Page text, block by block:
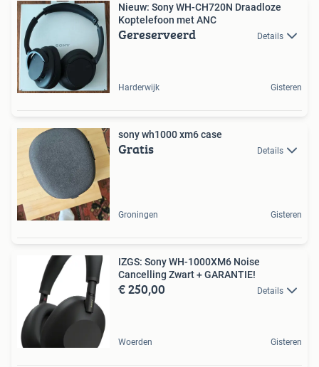
Nieuw: Sony WH-CH720N Draadloze
Koptelefoon met ANC
Gereserveerd Details
Harderwijk Gisteren
sony wh1000 xm6 case
Gratis Details
Groningen Gisteren
IZGS: Sony WH-1000XM6 Noise
Cancelling Zwart + GARANTIE!
€ 250,00 Details
Woerden Gisteren